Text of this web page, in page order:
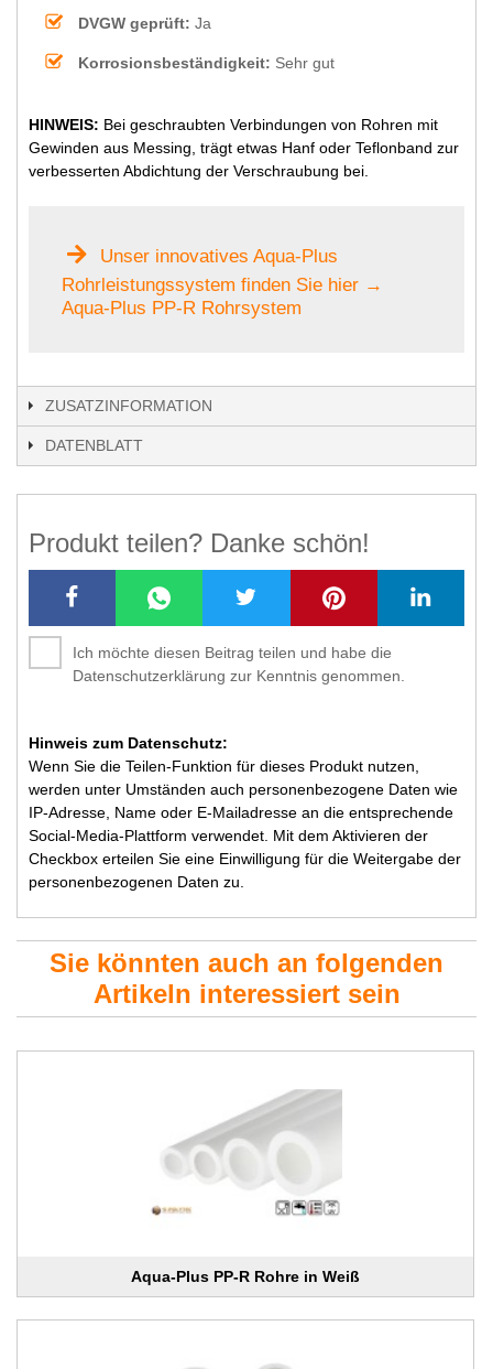
DVGW geprüft: Ja
Korrosionsbeständigkeit: Sehr gut
HINWEIS: Bei geschraubten Verbindungen von Rohren mit
Gewinden aus Messing, trägt etwas Hanf oder Teflonband zur
verbesserten Abdichtung der Verschraubung bei.
Unser innovatives Aqua-Plus
Rohrleistungssystem finden Sie hier →
Aqua-Plus PP-R Rohrsystem
ZUSATZINFORMATION
DATENBLATT
Produkt teilen? Danke schön!
Ich möchte diesen Beitrag teilen und habe die
Datenschutzerklärung zur Kenntnis genommen.
Hinweis zum Datenschutz:
Wenn Sie die Teilen-Funktion für dieses Produkt nutzen,
werden unter Umständen auch personenbezogene Daten wie
IP-Adresse, Name oder E-Mailadresse an die entsprechende
Social-Media-Plattform verwendet. Mit dem Aktivieren der
Checkbox erteilen Sie eine Einwilligung für die Weitergabe der
personenbezogenen Daten zu.
Sie könnten auch an folgenden
Artikeln interessiert sein
Aqua-Plus PP-R Rohre in Weiß